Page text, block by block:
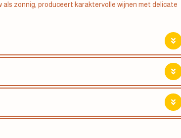
als zonnig, produceert karaktervolle wijnen met delicate